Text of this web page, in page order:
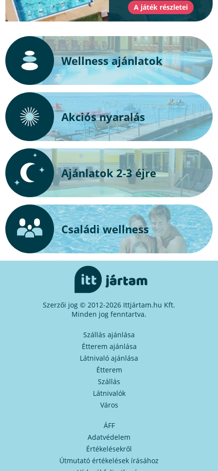
Wellness ajánlatok
Akciós nyaralás
Ajánlatok 2-3 éjre
Családi wellness
Szerzői jog © 2012-2026 Ittjártam.hu Kft.
Minden jog fenntartva.
Szállás ajánlása
Étterem ajánlása
Látnivaló ajánlása
Étterem
Szállás
Látnivalók
Város
ÁFF
Adatvédelem
Értékelésekről
Útmutató értékelések írásához